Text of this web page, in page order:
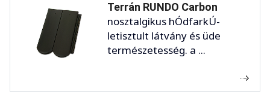
Terrán RUNDO Carbon
nosztalgikus hÓdfarkÚ-
letisztult látvány és üde
természetesség. a ...